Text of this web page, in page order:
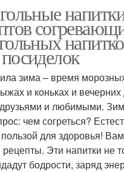
зима – время
и коньках и
и любимыми.
чем согреться?
пользой для здоровья!
Эти напитки не
бодрости, заряд